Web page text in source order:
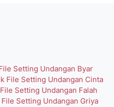
File Setting Undangan Byar
File Setting Undangan Cinta
File Setting Undangan Falah
File Setting Undangan Griya